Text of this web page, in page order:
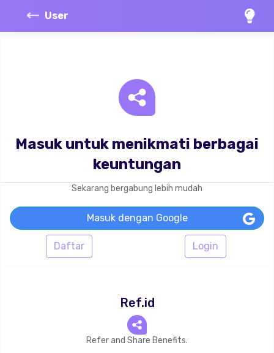
User
Masuk untuk menikmati berbagai
keuntungan
Sekarang bergabung lebih mudah
Masuk dengan Google
Daftar Login
Ref.id
Refer and Share Benefits.